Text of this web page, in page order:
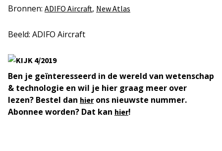
Bronnen: ADIFO Aircraft, New Atlas
Beeld: ADIFO Aircraft
Ben je geïnteresseerd in de wereld van wetenschap
& technologie en wil je hier graag meer over
lezen? Bestel dan hierons nieuwste nummer.
Abonnee worden? Dat kan hier!